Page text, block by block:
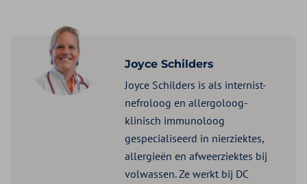
Joyce Schilders
Joyce Schilders is als internist-
nefroloog en allergoloog-
klinisch immunoloog
gespecialiseerd in nierziektes,
allergieën en afweerziektes bij
volwassen. Ze werkt bij DC